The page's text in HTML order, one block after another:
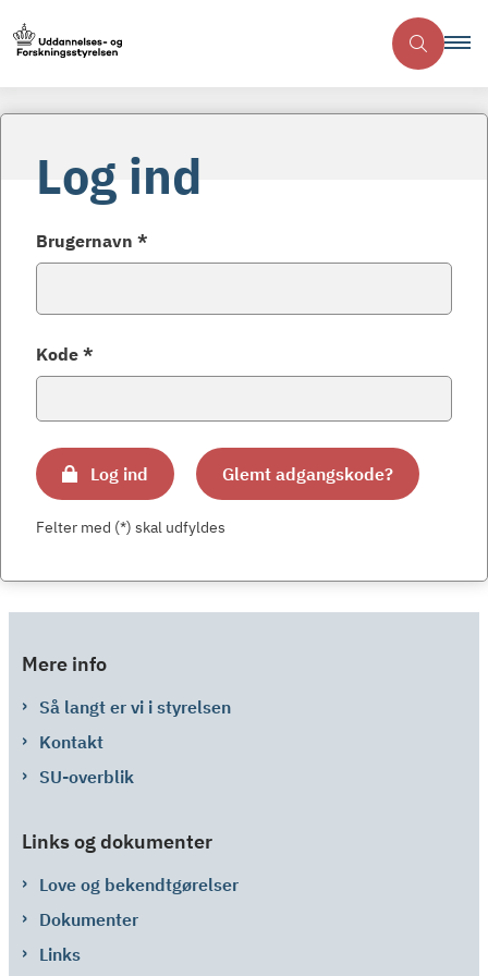
Log ind
Brugernavn *
Kode *
Log ind Glemt adgangskode?
Felter med (*) skal udfyldes
Mere info
Så langt er vi i styrelsen
Kontakt
SU-overblik
Links og dokumenter
Love og bekendtgørelser
Dokumenter
Links